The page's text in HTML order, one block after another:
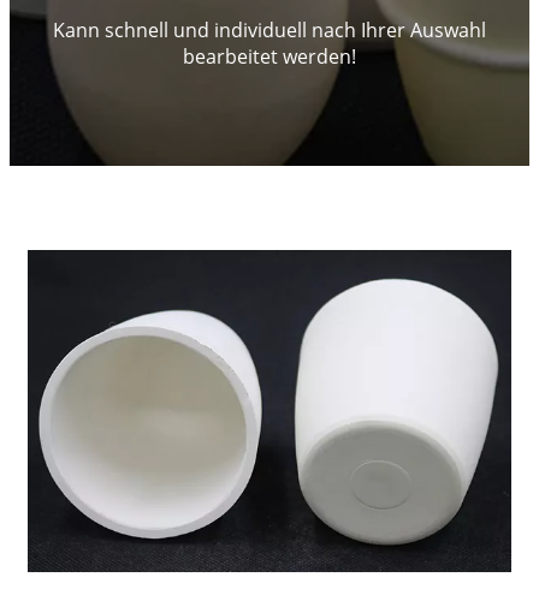
Kann schnell und individuell nach Ihrer Auswahl
bearbeitet werden!